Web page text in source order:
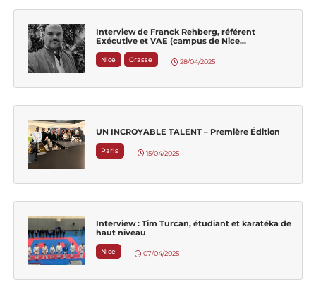
Interview de Franck Rehberg, référent
Exécutive et VAE (campus de Nice...
Nice Grasse 28/04/2025
UN INCROYABLE TALENT – Première Édition
Paris 15/04/2025
Interview : Tim Turcan, étudiant et karatéka de
haut niveau
Nice 07/04/2025